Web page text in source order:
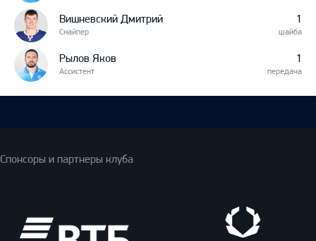
1
шайба
Вишневский Дмитрий
Снайпер
1
передача
Рылов Яков
Ассистент
Спонсоры и партнеры клуба